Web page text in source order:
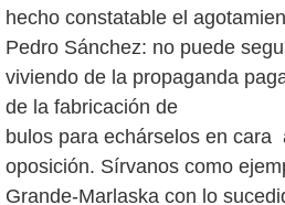
hecho constatable el
Pedro Sánchez: no puede
viviendo de la propaganda
de la fabricación de
bulos para echárselos en cara
oposición. Sírvanos como
Grande-Marlaska con lo